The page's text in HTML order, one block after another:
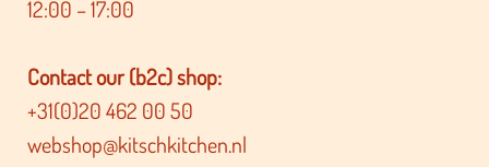
12:00 – 17:00
Contact our (b2c) shop:
+31(0)20 462 00 50
webshop@kitschkitchen.nl